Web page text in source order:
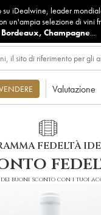
su iDealwine, leader
un'ampia selezione di vini
Bordeaux, Champagne...
Valutazione
FEDELTÀ
buoni sconto con i tuoi